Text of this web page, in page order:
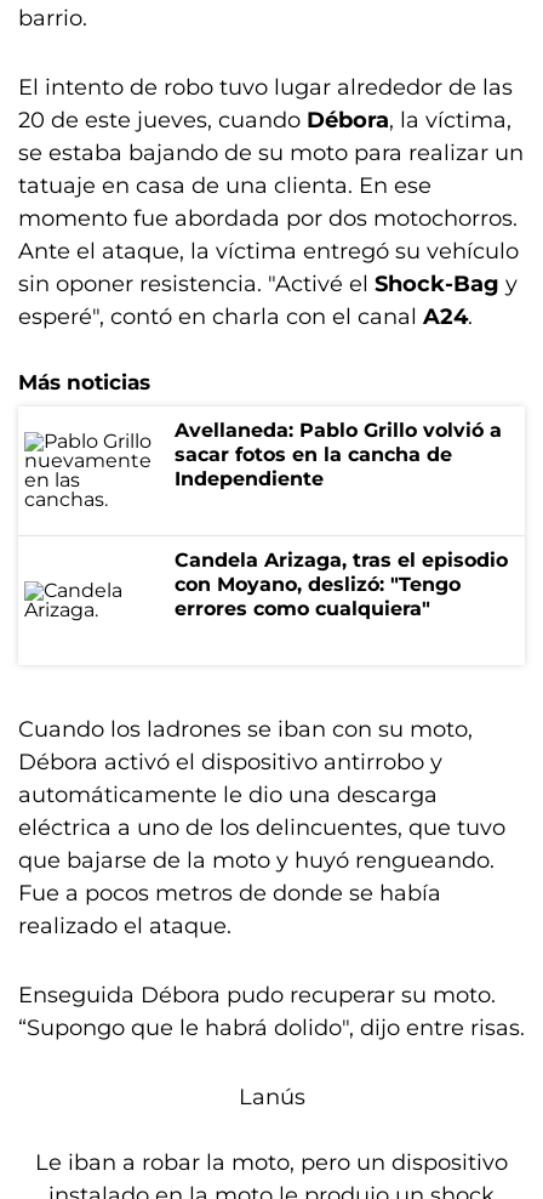
barrio.
El intento de robo tuvo lugar alrededor de las
20 de este jueves, cuando Débora, la víctima,
se estaba bajando de su moto para realizar un
tatuaje en casa de una clienta. En ese
momento fue abordada por dos motochorros.
Ante el ataque, la víctima entregó su vehículo
sin oponer resistencia. "Activé el Shock-Bag y
esperé", contó en charla con el canal A24.
Más noticias
Avellaneda: Pablo Grillo volvió a
sacar fotos en la cancha de
Independiente
Candela Arizaga, tras el episodio
con Moyano, deslizó: "Tengo
errores como cualquiera"
Cuando los ladrones se iban con su moto,
Débora activó el dispositivo antirrobo y
automáticamente le dio una descarga
eléctrica a uno de los delincuentes, que tuvo
que bajarse de la moto y huyó rengueando.
Fue a pocos metros de donde se había
realizado el ataque.
Enseguida Débora pudo recuperar su moto.
“Supongo que le habrá dolido", dijo entre risas.
Lanús
Le iban a robar la moto, pero un dispositivo